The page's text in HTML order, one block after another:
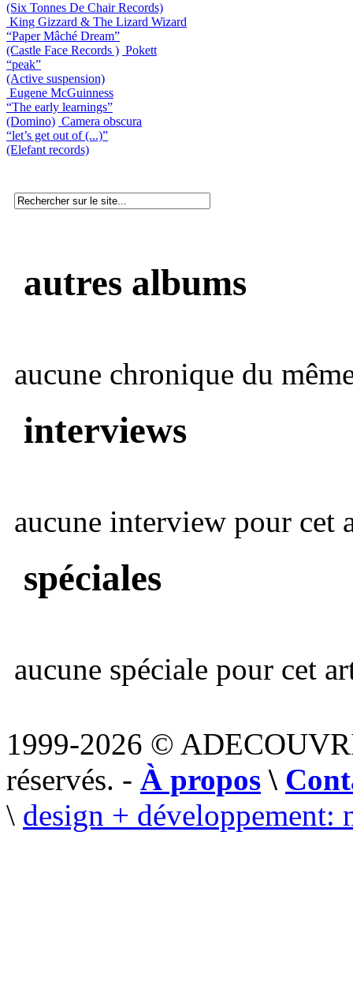
(Six Tonnes De Chair Records)
King Gizzard & The Lizard Wizard
“Paper Mâché Dream”
(Castle Face Records ) Pokett
“peak”
(Active suspension)
Eugene McGuinness
“The early learnings”
(Domino) Camera obscura
“let’s get out of (...)”
(Elefant records)
autres albums
aucune chronique du
interviews
aucune interview pour cet
spéciales
aucune spéciale pour cet
1999-2026 ©
réservés. - À propos \
\ design + développement: